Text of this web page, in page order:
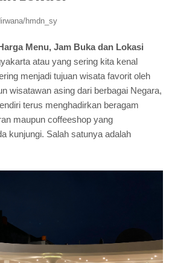
hmdn_sy
Menu, Jam Buka dan Lokasi
atau yang sering kita kenal
menjadi tujuan wisata favorit oleh
wisatawan asing dari berbagai Negara,
terus menghadirkan beragam
maupun coffeeshop yang
kunjungi. Salah satunya adalah